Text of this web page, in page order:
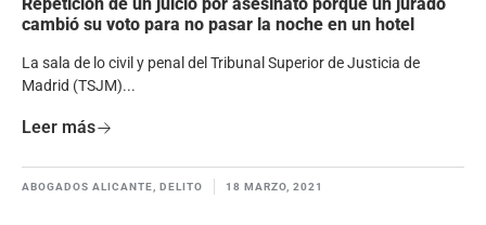
cambió su voto para no pasar la noche en un hotel
La sala de lo civil y penal del Tribunal Superior de Justicia de
Madrid (TSJM)...
Leer más
ABOGADOS ALICANTE DELITO 18 MARZO, 2021